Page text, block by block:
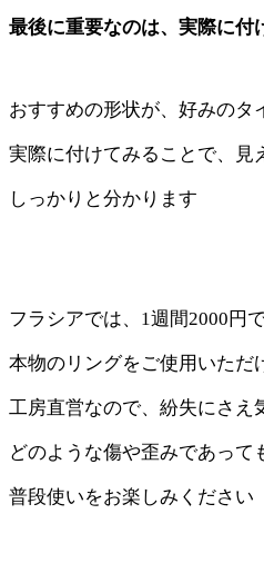
最後に重要なのは、実際に付
おすすめの形状が、好みのタ
実際に付けてみることで、見
しっかりと分かります
フラシアでは、 1週間2000 円
本物のリングをご使用いただ
工房直営なので、紛失にさえ
どのような傷や歪みであって
普段使いをお楽しみください